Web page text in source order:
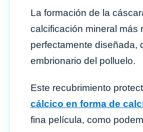
La formación de la
calcificación mineral más
perfectamente diseñada,
embrionario del polluelo.
Este recubrimiento
cálcico en forma de
fina película, como